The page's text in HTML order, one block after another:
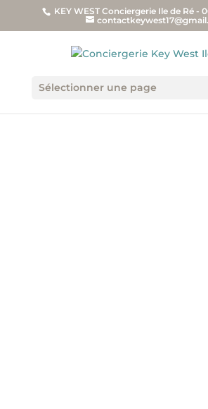
KEY WEST Conciergerie Ile de Ré -
Sélectionner une page